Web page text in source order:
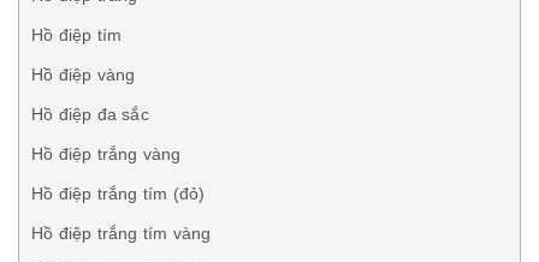
Hồ điệp tím
Hồ điệp vàng
Hồ điệp đa sắc
Hồ điệp trắng vàng
Hồ điệp trắng tím (đỏ)
Hồ điệp trắng tím vàng